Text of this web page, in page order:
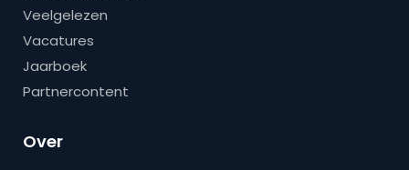
Veelgelezen
Vacatures
Jaarboek
Partnercontent
Over